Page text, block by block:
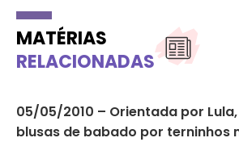
MATÉRIAS
RELACIONADAS
05/05/2010 – Orientada por
blusas de babado por terninhos